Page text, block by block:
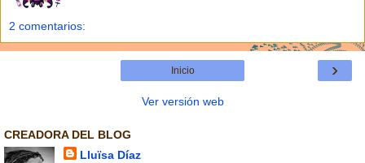
2 comentarios:
›
Inicio
Ver versión web
CREADORA DEL BLOG
Lluïsa Díaz